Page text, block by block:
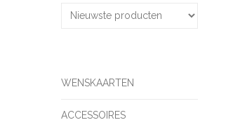
WENSKAARTEN
ACCESSOIRES